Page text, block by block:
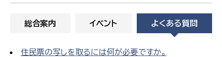
総合案内 イベント よくある質問
住民票の写しを取るには何が必要ですか。